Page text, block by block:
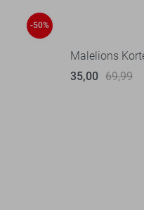
-50%
Malelions
35,00 69,99